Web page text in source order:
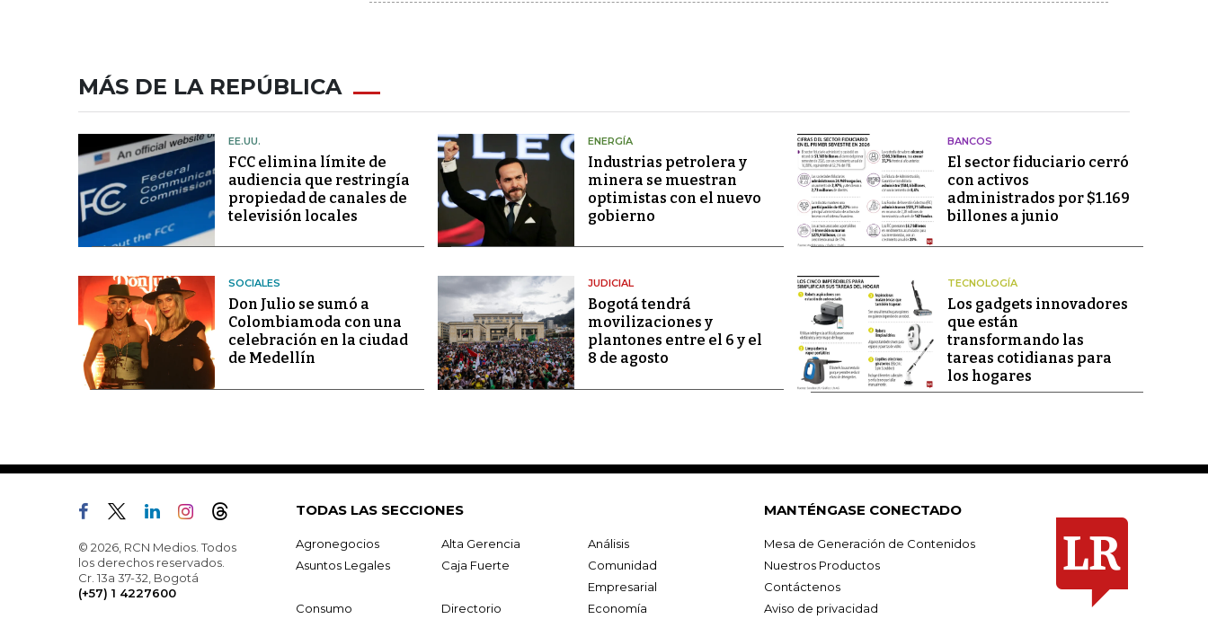
MÁS DE LA REPÚBLICA
EE.UU.
FCC elimina límite de
audiencia que restringía
propiedad de canales de
televisión locales
ENERGÍA
Industrias petrolera y
minera se muestran
optimistas con el nuevo
gobierno
BANCOS
El sector fiduciario cerró
con activos
administrados por $1.169
billones a junio
SOCIALES
Don Julio se sumó a
Colombiamoda con una
celebración en la ciudad
de Medellín
JUDICIAL
Bogotá tendrá
movilizaciones y
plantones entre el 6 y el
8 de agosto
TECNOLOGÍA
Los gadgets innovadores
que están
transformando las
tareas cotidianas para
los hogares
© 2026, RCN Medios. Todos
los derechos reservados.
Cr. 13a 37-32, Bogotá
(+57) 1 4227600
TODAS LAS SECCIONES
Agronegocios Alta Gerencia
Análisis
Asuntos Legales
Caja Fuerte
Comunidad
Empresarial
Consumo
Directorio Economía
MANTÉNGASE CONECTADO
Mesa de Generación de Contenidos
Nuestros Productos
Contáctenos
Aviso de privacidad